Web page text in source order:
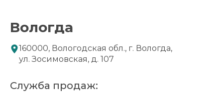
Вологда
160000, Вологодская обл., г. Вологда,
ул. Зосимовская, д. 107
Служба продаж: